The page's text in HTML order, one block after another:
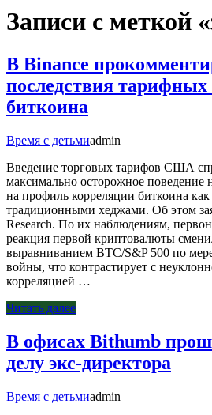
Записи с меткой
В Binance
последствия тарифных
биткоина
Время с детьмиadmin
Введение торговых тарифов США
максимально осторожное поведение
на профиль корреляции биткоина
традиционными хеджами. Об этом
Research. По их наблюдениям,
реакция первой криптовалюты
выравниванием BTC/S&P 500 по
войны, что контрастирует с
корреляцией …
Читать далее
В офисах Bithumb
делу экс-директора
Время с детьмиadmin